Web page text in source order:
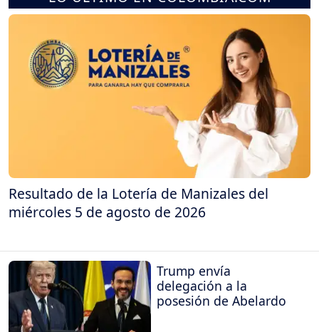
Resultado de la Lotería de Manizales del
miércoles 5 de agosto de 2026
Trump envía
delegación a la
posesión de Abelardo